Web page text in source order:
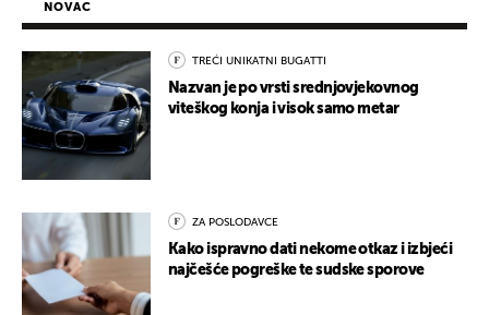
NOVAC
TREĆI UNIKATNI BUGATTI
Nazvan je po vrsti srednjovjekovnog
viteškog konja i visok samo metar
ZA POSLODAVCE
Kako ispravno dati nekome otkaz i izbjeći
najčešće pogreške te sudske sporove